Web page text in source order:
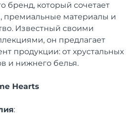
бренд, который сочетает
премиальные материалы и
Известный своими
он предлагает
продукции: от хрустальных
и нижнего белья.
Hearts
: